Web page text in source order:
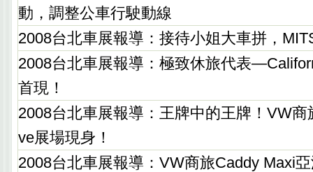
動，調整公車行駛動線
2008台北車展報導：接待小姐大車拼，
2008台北車展報導：極致休旅代表
首現！
2008台北車展報導：王牌中的王牌！VW商
ve展場現身！
2008台北車展報導：VW商旅Caddy Maxi